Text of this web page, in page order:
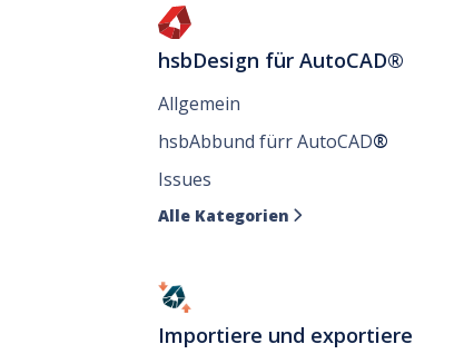
hsbDesign für AutoCAD®
Allgemein
hsbAbbund fürr AutoCAD®
Issues
Alle Kategorien 
Importiere und exportiere